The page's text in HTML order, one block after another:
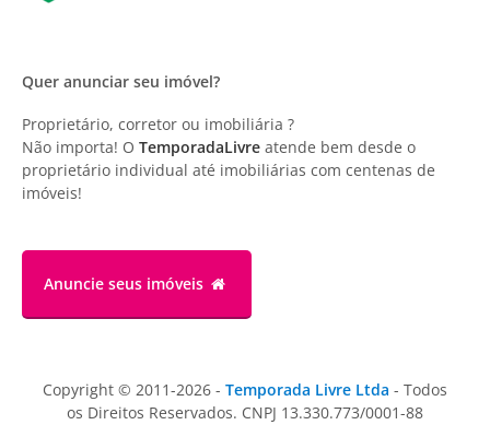
Quer anunciar seu imóvel?
Proprietário, corretor ou imobiliária ?
Não importa! O TemporadaLivre atende bem desde o
proprietário individual até imobiliárias com centenas de
imóveis!
Anuncie seus imóveis
Copyright © 2011-2026 - Temporada Livre Ltda - Todos
os Direitos Reservados. CNPJ 13.330.773/0001-88